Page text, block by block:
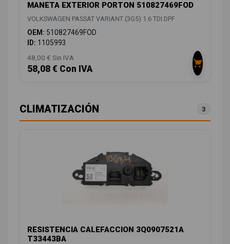
MANETA EXTERIOR PORTON 510827469FOD
VOLKSWAGEN PASSAT VARIANT (3G5) 1.6 TDI DPF
OEM: 510827469FOD
ID: 1105993
48,00 € Sin IVA
58,08 € Con IVA
CLIMATIZACIÓN 3
RESISTENCIA CALEFACCION 3Q0907521A
T33443BA